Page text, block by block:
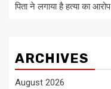
पिता ने लगाया है हत्या का आरोप
ARCHIVES
August 2026